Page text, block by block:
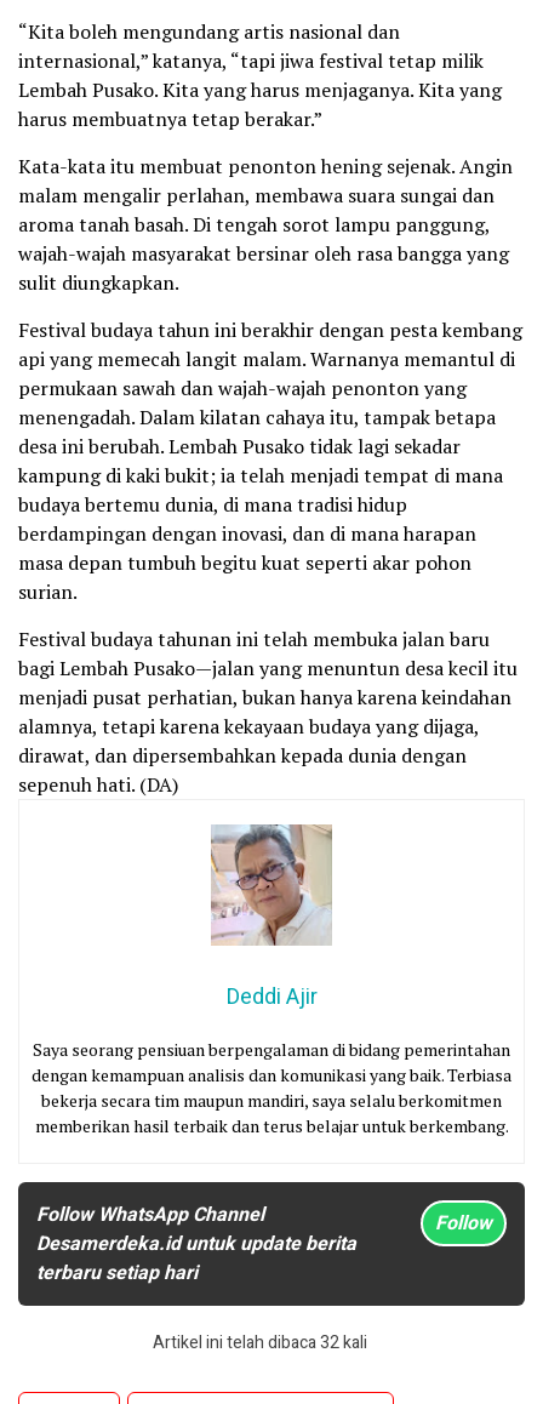
“Kita boleh mengundang artis nasional dan
internasional,” katanya, “tapi jiwa festival tetap milik
Lembah Pusako. Kita yang harus menjaganya. Kita yang
harus membuatnya tetap berakar.”
Kata-kata itu membuat penonton hening sejenak. Angin
malam mengalir perlahan, membawa suara sungai dan
aroma tanah basah. Di tengah sorot lampu panggung,
wajah-wajah masyarakat bersinar oleh rasa bangga yang
sulit diungkapkan.
Festival budaya tahun ini berakhir dengan pesta kembang
api yang memecah langit malam. Warnanya memantul di
permukaan sawah dan wajah-wajah penonton yang
menengadah. Dalam kilatan cahaya itu, tampak betapa
desa ini berubah. Lembah Pusako tidak lagi sekadar
kampung di kaki bukit; ia telah menjadi tempat di mana
budaya bertemu dunia, di mana tradisi hidup
berdampingan dengan inovasi, dan di mana harapan
masa depan tumbuh begitu kuat seperti akar pohon
surian.
Festival budaya tahunan ini telah membuka jalan baru
bagi Lembah Pusako—jalan yang menuntun desa kecil itu
menjadi pusat perhatian, bukan hanya karena keindahan
alamnya, tetapi karena kekayaan budaya yang dijaga,
dirawat, dan dipersembahkan kepada dunia dengan
sepenuh hati. (DA)
Deddi Ajir
Saya seorang pensiuan berpengalaman di bidang pemerintahan
dengan kemampuan analisis dan komunikasi yang baik. Terbiasa
bekerja secara tim maupun mandiri, saya selalu berkomitmen
memberikan hasil terbaik dan terus belajar untuk berkembang.
Follow WhatsApp Channel
Desamerdeka.id untuk update berita
terbaru setiap hari
Follow
Artikel ini telah dibaca 32 kali